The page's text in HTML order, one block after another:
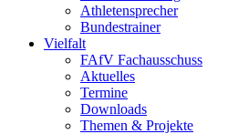
Athletensprecher
Bundestrainer
Vielfalt
FAfV Fachausschuss
Aktuelles
Termine
Downloads
Themen & Projekte